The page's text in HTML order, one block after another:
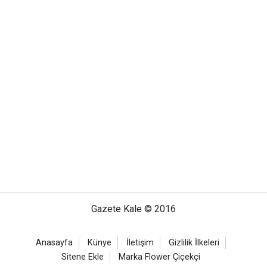
Gazete Kale © 2016
Anasayfa Künye İletişim
Gizlilik İlkeleri
Sitene Ekle
Marka Flower Çiçekçi